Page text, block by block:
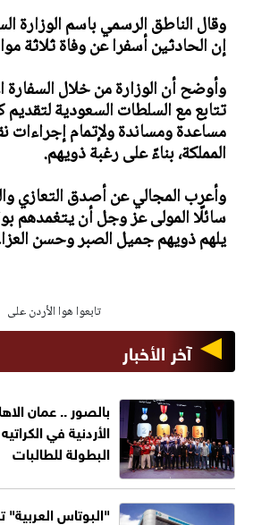
وقال الناطق الرسمي باسم الوزارة
إن الحادثين أسفرا عن وفاة ثلاثة
وأوضح أن الوزارة من خلال السفارة
تتابع مع السلطات السعودية
مساعدة ومساندة ولإتمام إجراءات
المملكة، بناءً على رغبة ذويهم.
وأعرب المجالي عن أصدق التعازي
سائلًا المولى عز وجل أن يتغمدهم
يلهم ذويهم جميل الصبر وحسن
تابعوا هوا الأردن على
آخر الأخبار
بالصور .. عمان
الأردنية في
البطولة للطالبات
"البوتاس